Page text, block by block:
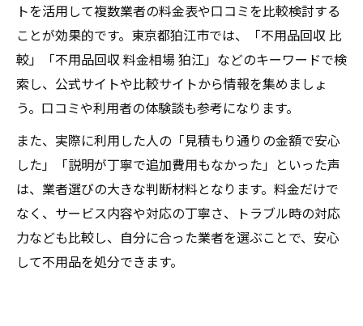
トを活用して複数業者の料金表や口コミを比較検討する
ことが効果的です。東京都狛江市では、「不用品回収 比
較」「不用品回収 料金相場 狛江」などのキーワードで検
索し、公式サイトや比較サイトから情報を集めましょ
う。口コミや利用者の体験談も参考になります。
また、実際に利用した人の「見積もり通りの金額で安心
した」「説明が丁寧で追加費用もなかった」といった声
は、業者選びの大きな判断材料となります。料金だけで
なく、サービス内容や対応の丁寧さ、トラブル時の対応
力なども比較し、自分に合った業者を選ぶことで、安心
して不用品を処分できます。